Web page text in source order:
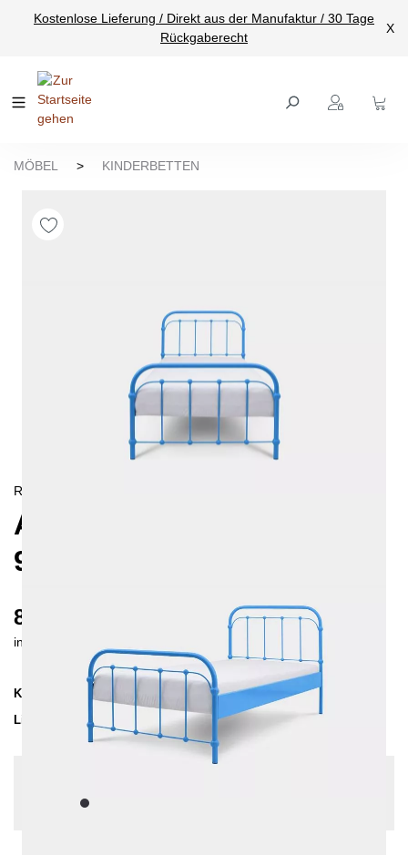
springen
Kostenlose Lieferung / Direkt aus der Manufaktur / 30 Tage
Rückgaberecht
X
MÖBEL > KINDERBETTEN
RETRO/
AMITA METALLBETT
90X200 CM
820 €
inkl. MwSt. inkl. Versandkosten (DE)
Kollektion
Lieferzeit
3-4 Wochen | vsl. 28. Aug - 4. Sep